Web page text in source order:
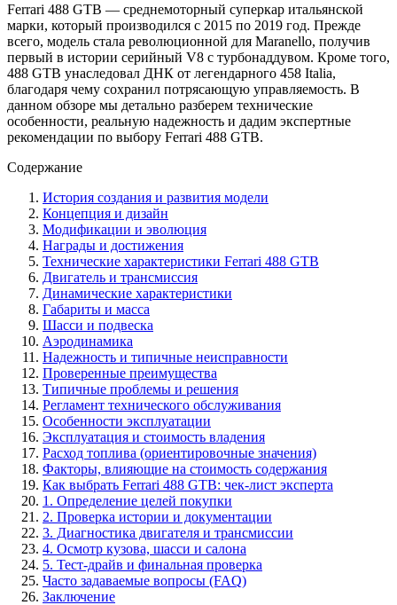
Ferrari 488 GTB — среднемоторный суперкар итальянской
марки, который производился с 2015 по 2019 год. Прежде
всего, модель стала революционной для Maranello, получив
первый в истории серийный V8 с турбонаддувом. Кроме того,
488 GTB унаследовал ДНК от легендарного 458 Italia,
благодаря чему сохранил потрясающую управляемость. В
данном обзоре мы детально разберем технические
особенности, реальную надежность и дадим экспертные
рекомендации по выбору Ferrari 488 GTB.
Содержание
История создания и развития модели
Концепция и дизайн
Модификации и эволюция
Награды и достижения
Технические характеристики Ferrari 488 GTB
Двигатель и трансмиссия
Динамические характеристики
Габариты и масса
Шасси и подвеска
Аэродинамика
Надежность и типичные неисправности
Проверенные преимущества
Типичные проблемы и решения
Регламент технического обслуживания
Особенности эксплуатации
Эксплуатация и стоимость владения
Расход топлива (ориентировочные значения)
Факторы, влияющие на стоимость содержания
Как выбрать Ferrari 488 GTB: чек-лист эксперта
1. Определение целей покупки
2. Проверка истории и документации
3. Диагностика двигателя и трансмиссии
4. Осмотр кузова, шасси и салона
5. Тест-драйв и финальная проверка
Часто задаваемые вопросы (FAQ)
Заключение